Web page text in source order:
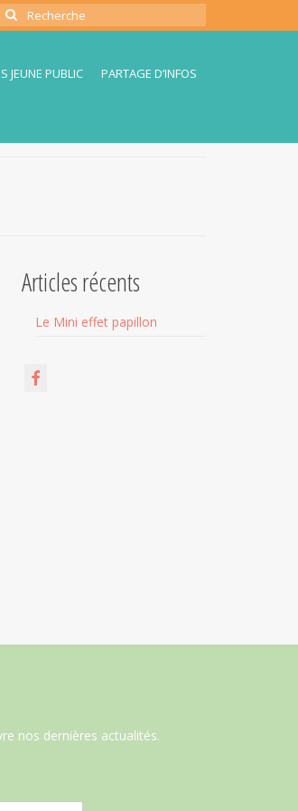
Rechercher
JEUNE PUBLIC PARTAGE D’INFOS
Articles récents
Le Mini effet papillon
nos dernières actualités.